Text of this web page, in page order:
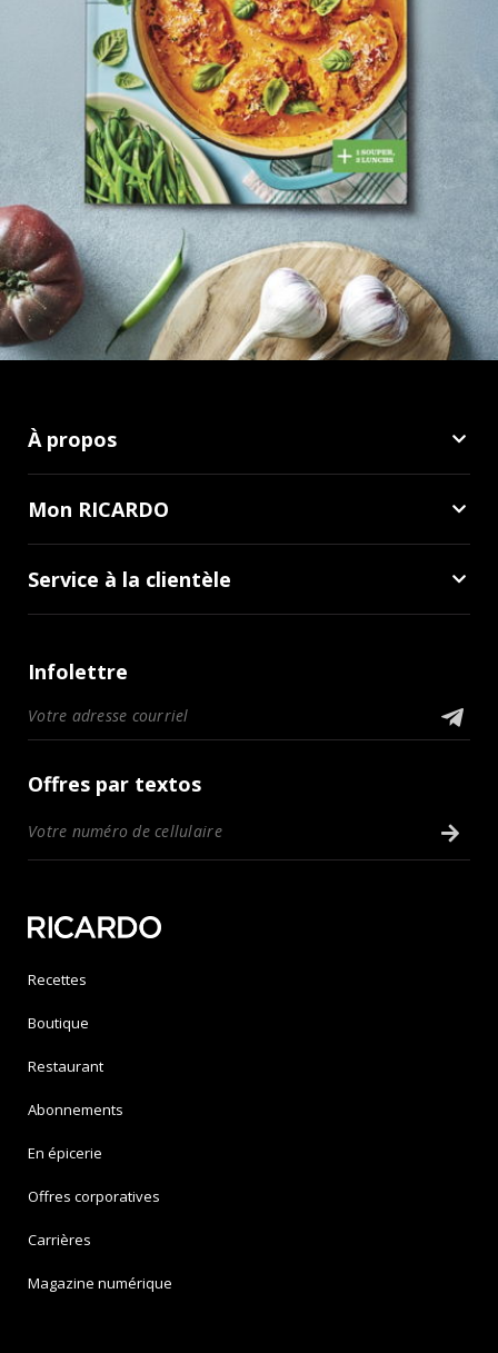
À propos
Mon RICARDO
Service à la clientèle
Infolettre
Offres par textos
Recettes
Boutique
Restaurant
Abonnements
En épicerie
Offres corporatives
Carrières
Magazine numérique